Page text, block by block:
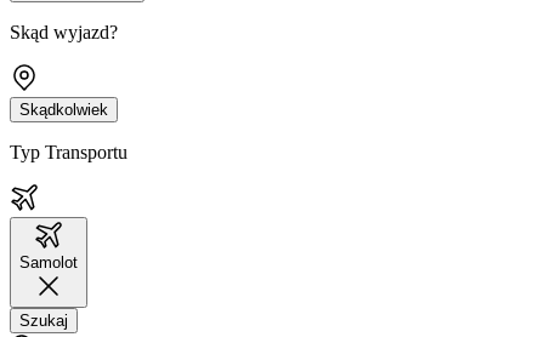
Skąd wyjazd?
Skądkolwiek
Typ Transportu
Samolot
Szukaj